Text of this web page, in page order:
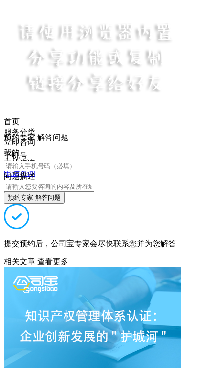
首页
服务分类
立即咨询
我的
在线咨询
电话咨询
预约专家 解答问题
手机号
问题描述
预约专家 解答问题
提交预约后，公司宝专家会尽快联系您并为您解答
相关文章 查看更多